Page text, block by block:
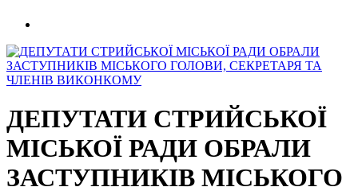
ДЕПУТАТИ СТРИЙСЬКОЇ
МІСЬКОЇ РАДИ ОБРАЛИ
ЗАСТУПНИКІВ МІСЬКОГО